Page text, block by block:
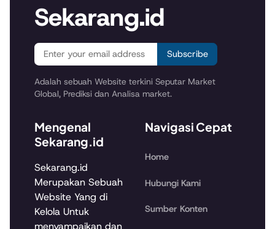
Sekarang.id
Subscribe
Adalah sebuah Website terkini Seputar Market
Global, Prediksi dan Analisa market.
Mengenal
Sekarang.id
Sekarang.id
Merupakan Sebuah
Website Yang di
Kelola Untuk
Navigasi Cepat
Home
Hubungi Kami
Sumber Konten